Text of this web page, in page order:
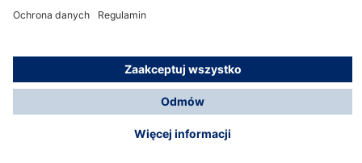
© Dräger Polska Sp. z o.o., 2025
*Wszystkie ceny bez VAT, na warunkach opisanych w